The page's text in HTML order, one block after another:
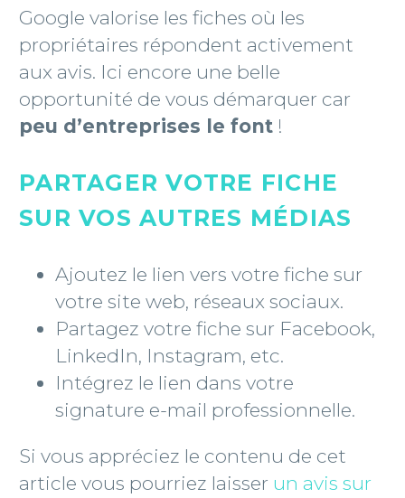
Google valorise les fiches où les
propriétaires répondent activement
aux avis. Ici encore une belle
opportunité de vous démarquer car
peu d’entreprises le font !
PARTAGER VOTRE FICHE
SUR VOS AUTRES MÉDIAS
Ajoutez le lien vers votre fiche sur
votre site web, réseaux sociaux.
Partagez votre fiche sur Facebook,
LinkedIn, Instagram, etc.
Intégrez le lien dans votre
signature e-mail professionnelle.
Si vous appréciez le contenu de cet
article vous pourriez laisser un avis sur